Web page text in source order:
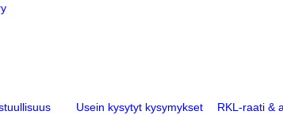
Usein kysytyt kysymykset RKL-raati &